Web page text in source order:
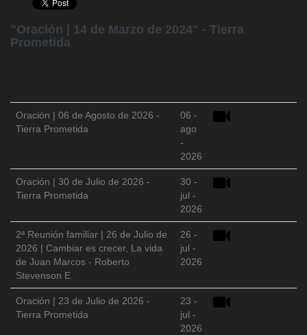
"Oración | 14 de Marzo de 2024" - Tierra
Prometida
Oración | 06 de Agosto de 2026 -
Tierra Prometida
06 -
ago
-
2026
Oración | 30 de Julio de 2026 -
Tierra Prometida
30 -
jul -
2026
2ª Reunión familiar | 26 de Julio de
2026 | Cambiar es crecer, La vida
de Juan Marcos - Roberto
Stevenson E.
26 -
jul -
2026
Oración | 23 de Julio de 2026 -
Tierra Prometida
23 -
jul -
2026